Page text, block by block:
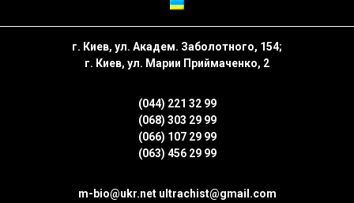
г. Киев, ул. Академ. Заболотного, 154;
г. Киев, ул. Марии Приймаченко, 2
(044) 221 32 99
(068) 303 29 99
(066) 107 29 99
(063) 456 29 99
m-bio@ukr.net ultrachist@gmail.com